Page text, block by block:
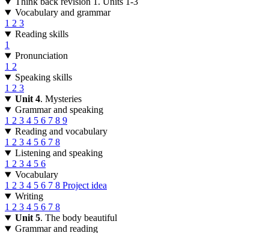
Vocabulary and grammar
1 2 3
Reading skills
1
Pronunciation
1 2
Speaking skills
1 2 3
Unit 4. Mysteries
Grammar and speaking
1 2 3 4 5 6 7 8 9
Reading and vocabulary
1 2 3 4 5 6 7 8
Listening and speaking
1 2 3 4 5 6
Vocabulary
1 2 3 4 5 6 7 8 Project idea
Writing
1 2 3 4 5 6 7 8
Unit 5. The body beautiful
Grammar and reading